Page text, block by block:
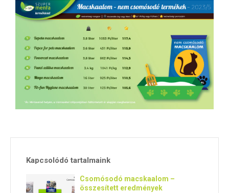
Kapcsolódó tartalmaink
Csomósodó macskaalom –
összesített eredmények